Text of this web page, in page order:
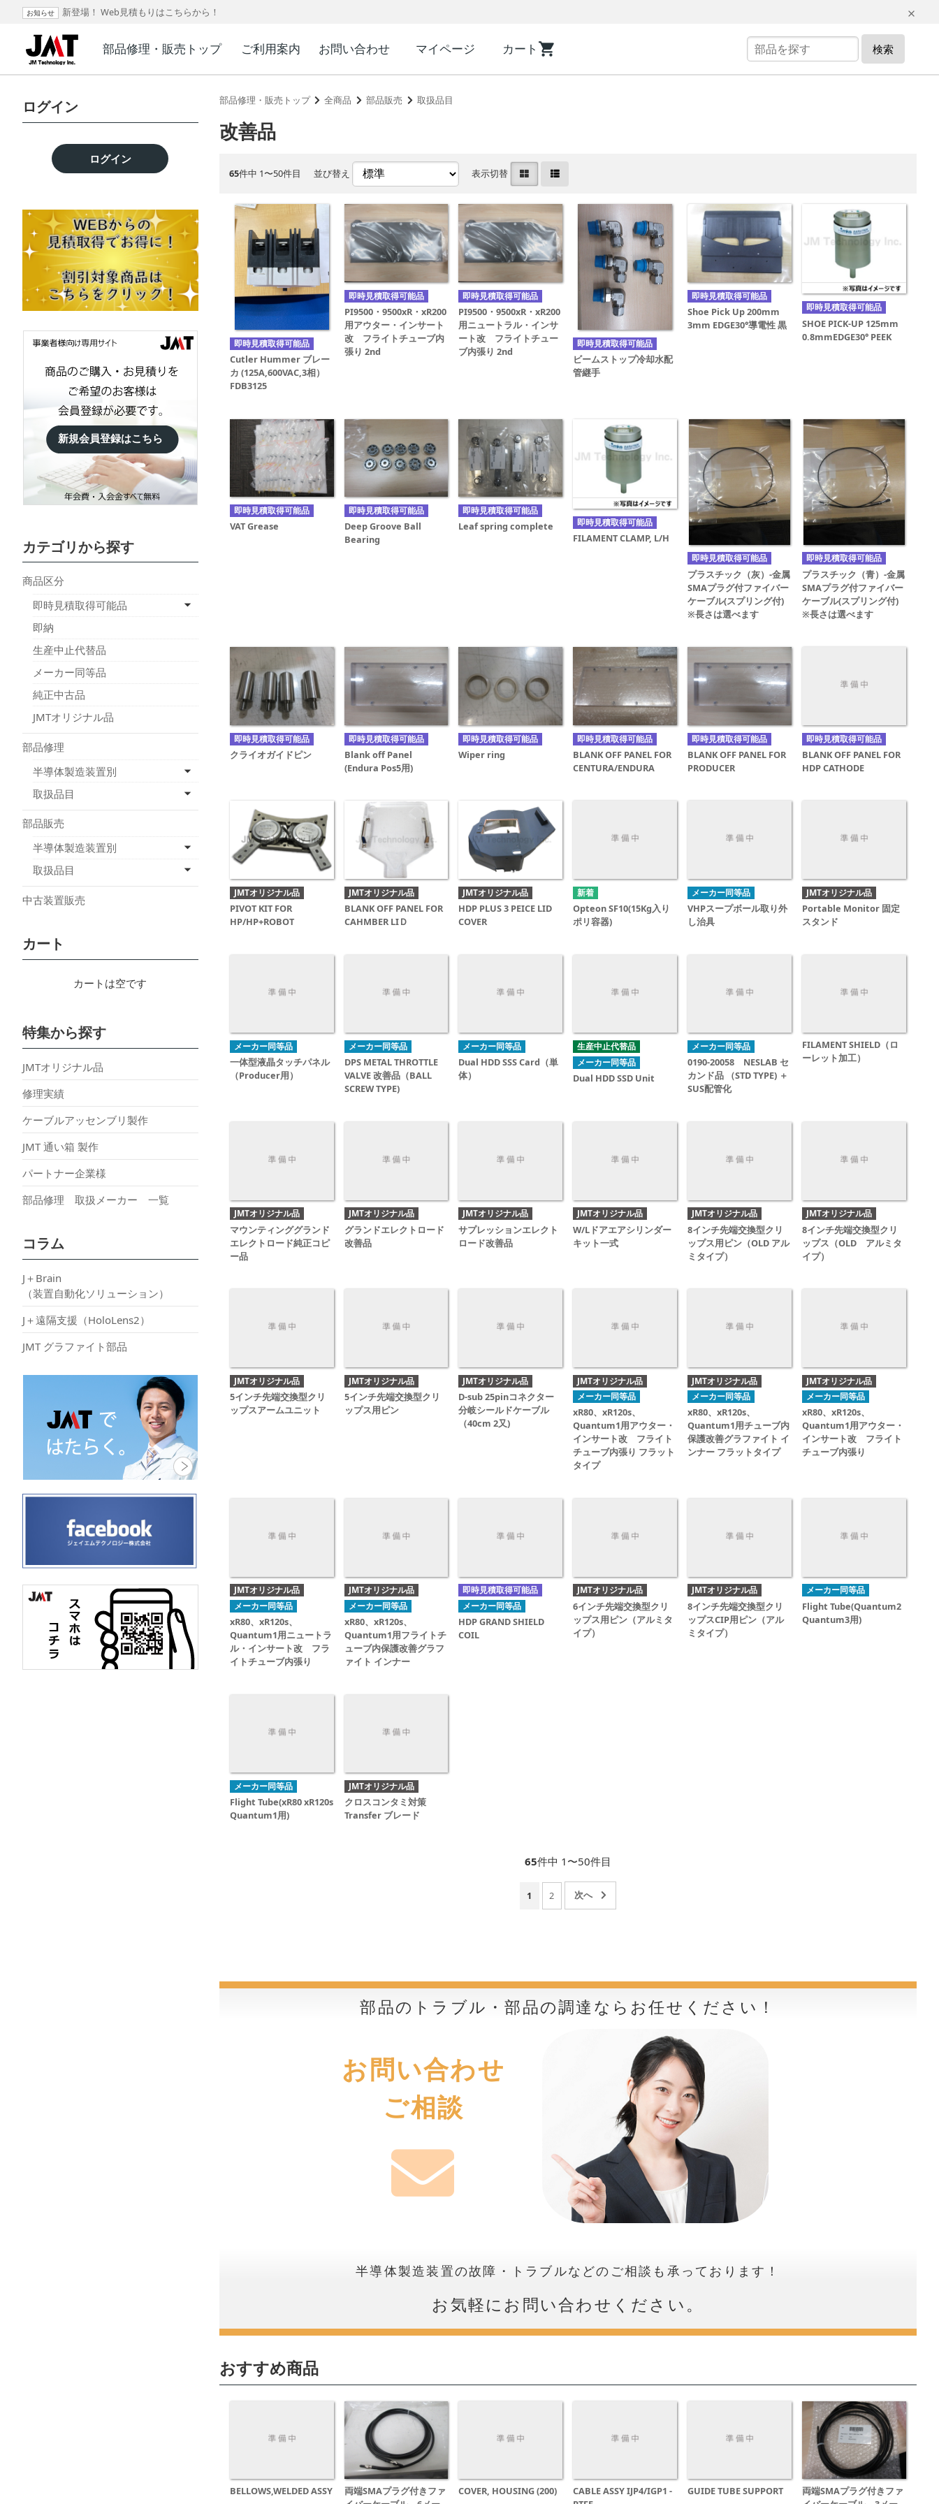
お知らせ 新登場！ Web見積もりはこちらから！
部品修理・販売トップ ご利用案内 お問い合わせ マイページ カート 検索
部品修理・販売トップ 全商品 部品販売 取扱品目
改善品
65件中 1〜50件目 並び替え 表示切替
即時見積取得可能品
Cutler Hummer ブレー
カ (125A,600VAC,3相）
FDB3125
即時見積取得可能品
PI9500・9500xR・xR200
用アウター・インサート
改 フライトチューブ内
張り 2nd
即時見積取得可能品
PI9500・9500xR・xR200
用ニュートラル・インサ
ート改 フライトチュー
ブ内張り 2nd
即時見積取得可能品
ビームストップ冷却水配
管継手
即時見積取得可能品
Shoe Pick Up 200mm
3mm EDGE30°導電性 黒
即時見積取得可能品
SHOE PICK-UP 125mm
0.8mmEDGE30° PEEK
即時見積取得可能品
VAT Grease
即時見積取得可能品
Deep Groove Ball
Bearing
即時見積取得可能品
Leaf spring complete 即時見積取得可能品
FILAMENT CLAMP, L/H
即時見積取得可能品
プラスチック（灰）-金属
SMAプラグ付ファイバー
ケーブル(スプリング付)
※長さは選べます
即時見積取得可能品
プラスチック（青）-金属
SMAプラグ付ファイバー
ケーブル(スプリング付)
※長さは選べます
即時見積取得可能品
クライオガイドピン
即時見積取得可能品
Blank off Panel
(Endura Pos5用)
即時見積取得可能品
Wiper ring
即時見積取得可能品
BLANK OFF PANEL FOR
CENTURA/ENDURA
即時見積取得可能品
BLANK OFF PANEL FOR
PRODUCER
即時見積取得可能品
BLANK OFF PANEL FOR
HDP CATHODE
JMTオリジナル品
PIVOT KIT FOR
HP/HP+ROBOT
JMTオリジナル品
BLANK OFF PANEL FOR
CAHMBER LIＤ
JMTオリジナル品
HDP PLUS 3 PEICE LID
COVER
Opteon SF10(15Kg入り
ポリ容器)
メーカー同等品
VHPスープボール取り外
し治具
JMTオリジナル品
Portable Monitor 固定
スタンド
メーカー同等品
一体型液晶タッチパネル
（Producer用）
メーカー同等品
DPS METAL THROTTLE
VALVE 改善品（BALL
SCREW TYPE)
メーカー同等品
Dual HDD SSS Card（単
体）
生産中止代替品
メーカー同等品
Dual HDD SSD Unit
メーカー同等品
0190-20058 NESLAB セ
カンド品 （STD TYPE) ＋
SUS配管化
FILAMENT SHIELD（ロ
ーレット加工）
JMTオリジナル品
マウンティンググランド
エレクトロード純正コピ
ー品
JMTオリジナル品
グランドエレクトロード
改善品
JMTオリジナル品
サプレッションエレクト
ロード改善品
JMTオリジナル品
W/Lドアエアシリンダー
キット一式
JMTオリジナル品
8インチ先端交換型クリ
ップス用ピン（OLD アル
ミタイプ）
JMTオリジナル品
8インチ先端交換型クリ
ップス（OLD アルミタ
イプ）
JMTオリジナル品
5インチ先端交換型クリ
ップスアームユニット
JMTオリジナル品
5インチ先端交換型クリ
ップス用ピン
JMTオリジナル品
D-sub 25pinコネクター
分岐シールドケーブル
（40cm 2又)
JMTオリジナル品
メーカー同等品
xR80、xR120s、
Quantum1用アウター・
インサート改 フライト
チューブ内張り フラット
タイプ
JMTオリジナル品
メーカー同等品
xR80、xR120s、
Quantum1用チューブ内
保護改善グラファイト イ
ンナー フラットタイプ
JMTオリジナル品
メーカー同等品
xR80、xR120s、
Quantum1用アウター・
インサート改 フライト
チューブ内張り
JMTオリジナル品
メーカー同等品
xR80、xR120s、
Quantum1用ニュートラ
ル・インサート改 フラ
イトチューブ内張り
JMTオリジナル品
メーカー同等品
xR80、xR120s、
Quantum1用フライトチ
ューブ内保護改善グラフ
ァイト インナー
即時見積取得可能品
メーカー同等品
HDP GRAND SHIELD
COIL
JMTオリジナル品
6インチ先端交換型クリ
ップス用ピン（アルミタ
イプ）
JMTオリジナル品
8インチ先端交換型クリ
ップスCIP用ピン（アル
ミタイプ）
メーカー同等品
Flight Tube(Quantum2
Quantum3用)
メーカー同等品
Flight Tube(xR80 xR120s
Quantum1用)
JMTオリジナル品
クロスコンタミ対策
Transfer ブレード
65件中 1〜50件目
1 2
部品のトラブル・部品の調達ならお任せください！
お問い合わせ
ご相談
半導体製造装置の故障・トラブルなどのご相談も承っております！
お気軽にお問い合わせください。
おすすめ商品
BELLOWS,WELDED ASSY
両端SMAプラグ付きファ
COVER, HOUSING (200)
CABLE ASSY IJP4/IGP1 -
GUIDE TUBE SUPPORT
両端SMAプラグ付きファ
ログイン
ログイン
新規会員登録はこちら
カテゴリから探す
商品区分
即時見積取得可能品
即納
生産中止代替品
メーカー同等品
純正中古品
JMTオリジナル品
部品修理
半導体製造装置別
取扱品目
部品販売
半導体製造装置別
取扱品目
中古装置販売
カート
カートは空です
特集から探す
JMTオリジナル品
修理実績
ケーブルアッセンブリ製作
JMT 通い箱 製作
パートナー企業様
部品修理 取扱メーカー 一覧
コラム
J＋Brain
（装置自動化ソリューション）
J＋遠隔支援（HoloLens2）
JMT グラファイト部品